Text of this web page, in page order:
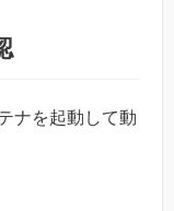
ナを起動して動